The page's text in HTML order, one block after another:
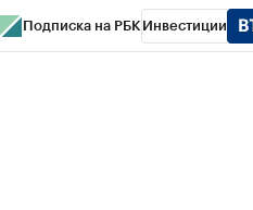
Подписка на РБК Инвестиции